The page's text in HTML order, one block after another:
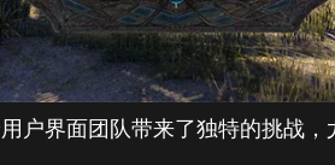
户界面团队带来了独特的挑战